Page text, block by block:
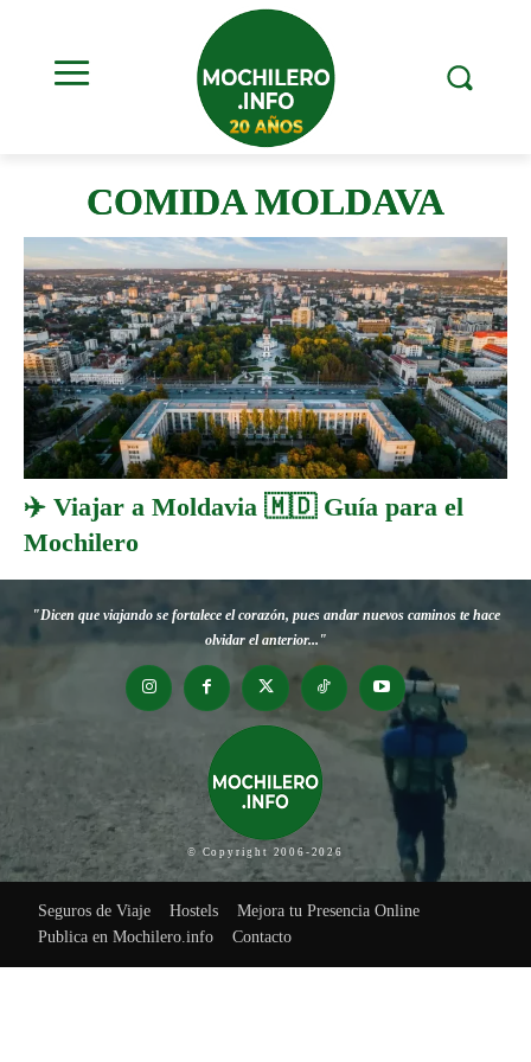
COMIDA MOLDAVA
✈️ Viajar a Moldavia 🇲🇩 Guía para el
Mochilero
"Dicen que viajando se fortalece el corazón, pues andar nuevos caminos te hace
olvidar el anterior..."
© Copyright 2006-2026
Seguros de Viaje Hostels
Mejora tu Presencia Online
Publica en Mochilero.info
Contacto